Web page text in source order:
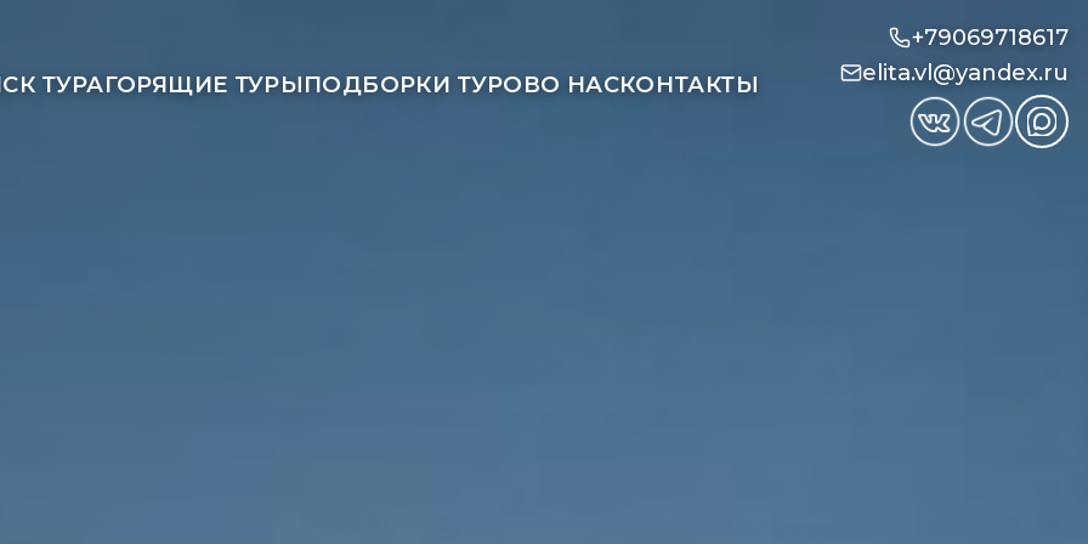
ТУРАГОРЯЩИЕ ТУРЫПОДБОРКИ ТУРОВО НАСКОНТАКТЫ
+79069718617
elita.vl@yandex.ru